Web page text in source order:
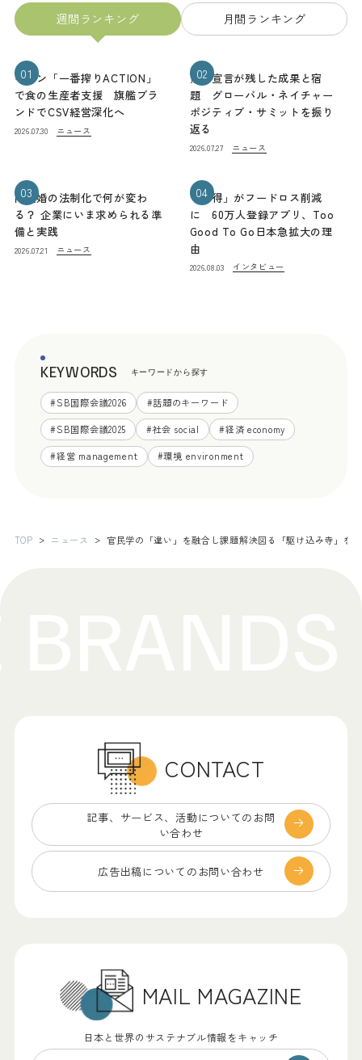
週間ランキング 月間ランキング
01
キリン「一番搾りACTION」
で食の生産者支援 旗艦ブラ
ンドでCSV経営深化へ
2026.07.30 ニュース
02
熊本宣言が残した成果と宿
題 グローバル・ネイチャー
ポジティブ・サミットを振り
返る
2026.07.27 ニュース
03
同性婚の法制化で何が変わ
る？ 企業にいま求められる準
備と実践
2026.07.21 ニュース
04
「お得」がフードロス削減
に 60万人登録アプリ、Too
Good To Go日本急拡大の理
由
2026.08.03 インタビュー
KEYWORDS キーワードから探す
#SB国際会議2026 #話題のキーワード
#SB国際会議2025 #社会 social #経済 economy
#経営 management #環境 environment
TOP ニュース 官民学の「違い」を融合し課題解決図る「駆け込み寺」
CONTACT
記事、サービス、 活動についてのお問
い合わせ
広告出稿についての お問い合わせ
MAIL MAGAZINE
日本と世界のサステナブル情報をキャッチ